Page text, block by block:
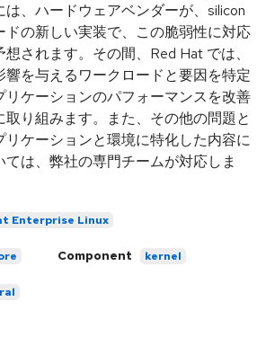
、ハードウェアベンダーが、silicon
ドの新しい実装で、この脆弱性に対応
されます。その間、Red Hat では、
を与えるワークロードと要因を特定
リケーションのパフォーマンスを改善
り組みます。また、その他の問題と
リケーションと環境に特化した内容に
は、弊社の専門チームが対応しま
Enterprise Linux
Component kernel